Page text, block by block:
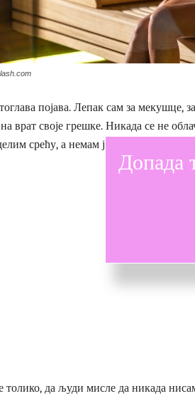
појава. Лепак сам за
врат своје грешке. Никада се не
срећу, а немам је некада ни за себе.
толико, да људи мисле да никада
Допада